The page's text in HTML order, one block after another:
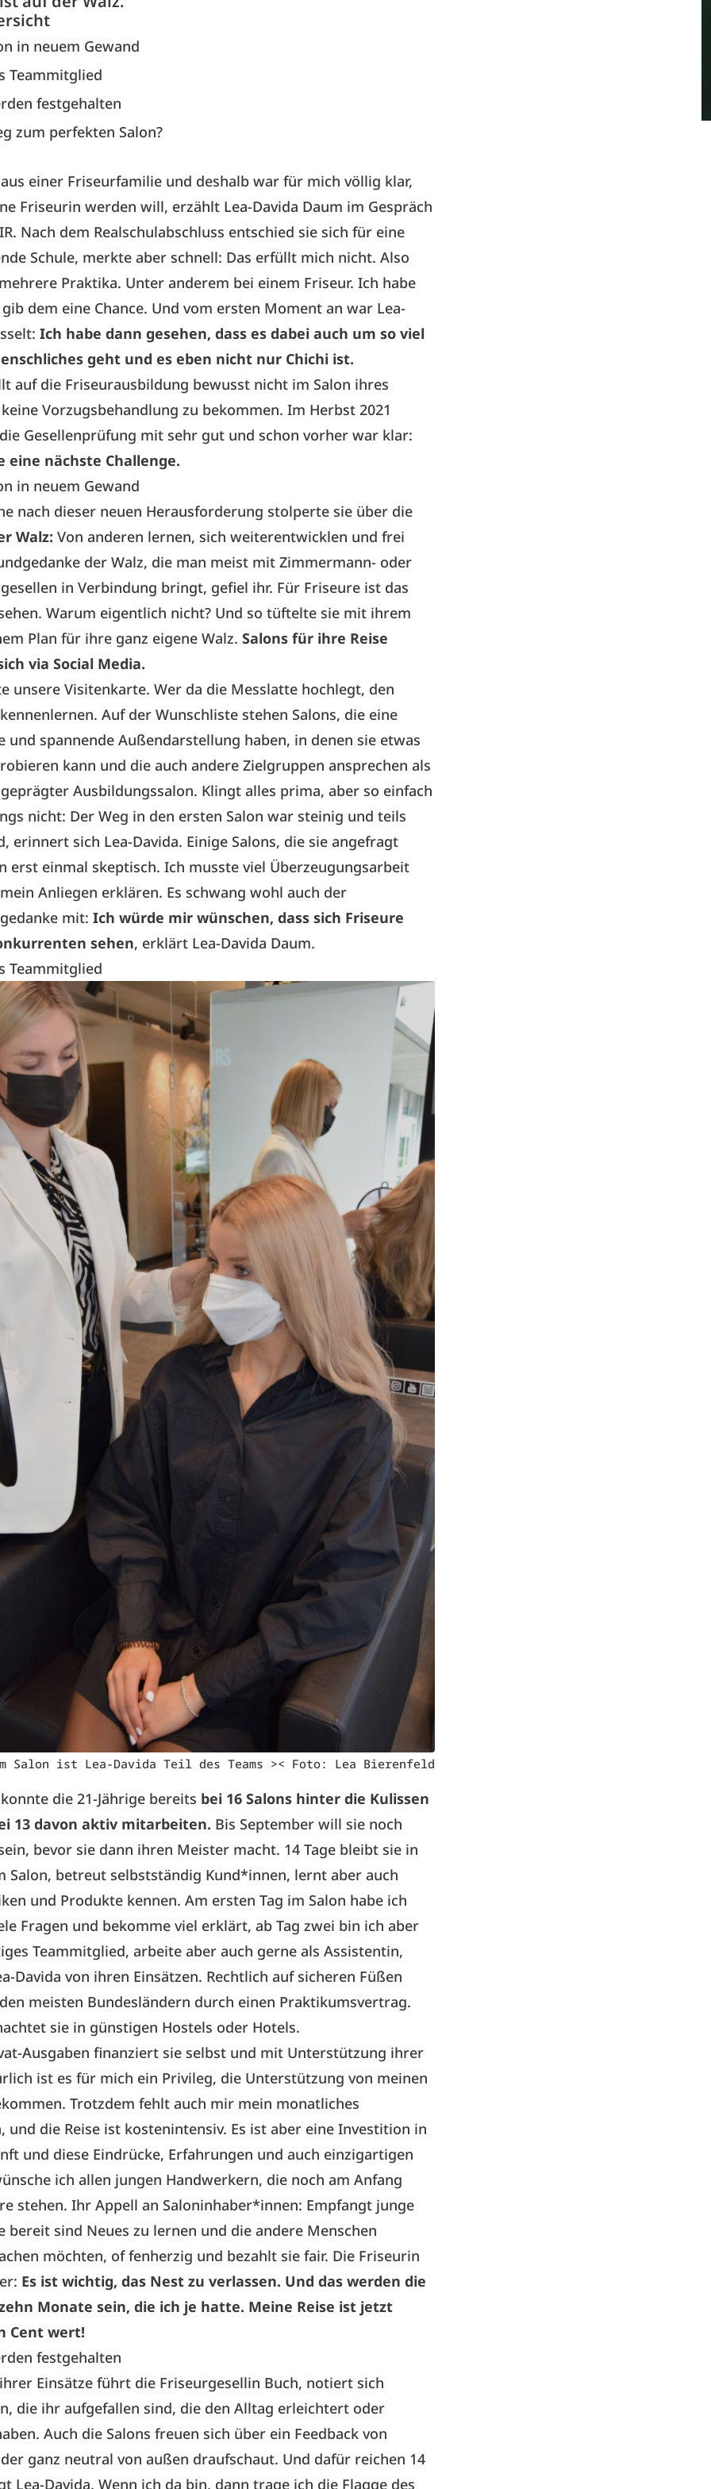
in neuem Gewand
Teammitglied
festgehalten
zum perfekten Salon?
einer Friseurfamilie und deshalb war für mich völlig klar,
Friseurin werden will, erzählt Lea-Davida Daum im Gespräch
Nach dem Realschulabschluss entschied sie sich für eine
Schule, merkte aber schnell: Das erfüllt mich nicht. Also
Praktika. Unter anderem bei einem Friseur. Ich habe
dem eine Chance. Und vom ersten Moment an war Lea-
Ich habe dann gesehen, dass es dabei auch um so viel
geht und es eben nicht nur Chichi ist.
auf die Friseurausbildung bewusst nicht im Salon ihres
Vorzugsbehandlung zu bekommen. Im Herbst 2021
Gesellenprüfung mit sehr gut und schon vorher war klar:
eine nächste Challenge.
in neuem Gewand
nach dieser neuen Herausforderung stolperte sie über die
Walz: Von anderen lernen, sich weiterentwicklen und frei
der Walz, die man meist mit Zimmermann- oder
in Verbindung bringt, gefiel ihr. Für Friseure ist das
Warum eigentlich nicht? Und so tüftelte sie mit ihrem
Plan für ihre ganz eigene Walz. Salons für ihre Reise
via Social Media.
unsere Visitenkarte. Wer da die Messlatte hochlegt, den
Auf der Wunschliste stehen Salons, die eine
und spannende Außendarstellung haben, in denen sie etwas
kann und die auch andere Zielgruppen ansprechen als
Ausbildungssalon. Klingt alles prima, aber so einfach
nicht: Der Weg in den ersten Salon war steinig und teils
erinnert sich Lea-Davida. Einige Salons, die sie angefragt
erst einmal skeptisch. Ich musste viel Überzeugungsarbeit
Anliegen erklären. Es schwang wohl auch der
mit: Ich würde mir wünschen, dass sich Friseure
sehen, erklärt Lea-Davida Daum.
Teammitglied
Salon ist Lea-Davida Teil des Teams >< Foto: Lea Bierenfeld
die 21-Jährige bereits bei 16 Salons hinter die Kulissen
13 davon aktiv mitarbeiten. Bis September will sie noch
bevor sie dann ihren Meister macht. 14 Tage bleibt sie in
Salon, betreut selbstständig Kund*innen, lernt aber auch
und Produkte kennen. Am ersten Tag im Salon habe ich
Fragen und bekomme viel erklärt, ab Tag zwei bin ich aber
Teammitglied, arbeite aber auch gerne als Assistentin,
Davida von ihren Einsätzen. Rechtlich auf sicheren Füßen
meisten Bundesländern durch einen Praktikumsvertrag.
sie in günstigen Hostels oder Hotels.
Ausgaben finanziert sie selbst und mit Unterstützung ihrer
ist es für mich ein Privileg, die Unterstützung von meinen
Trotzdem fehlt auch mir mein monatliches
und die Reise ist kostenintensiv. Es ist aber eine Investition in
und diese Eindrücke, Erfahrungen und auch einzigartigen
ich allen jungen Handwerkern, die noch am Anfang
stehen. Ihr Appell an Saloninhaber*innen: Empfangt junge
bereit sind Neues zu lernen und die andere Menschen
möchten, of fenherzig und bezahlt sie fair. Die Friseurin
Es ist wichtig, das Nest zu verlassen. Und das werden die
Monate sein, die ich je hatte. Meine Reise ist jetzt
Cent wert!
festgehalten
Einsätze führt die Friseurgesellin Buch, notiert sich
die ihr aufgefallen sind, die den Alltag erleichtert oder
Auch die Salons freuen sich über ein Feedback von
ganz neutral von außen draufschaut. Und dafür reichen 14
Lea-Davida. Wenn ich da bin, dann trage ich die Flagge des